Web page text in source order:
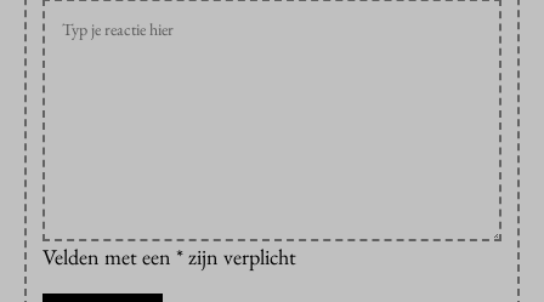
Velden met een * zijn verplicht